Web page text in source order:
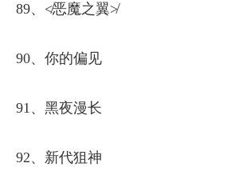
89、≮恶魔之翼≯
90、你的偏见
91、黑夜漫长
92、新代狙神